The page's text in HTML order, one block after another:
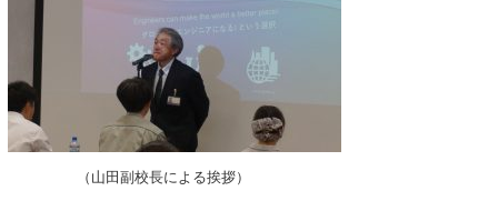
（山田副校長による挨拶）